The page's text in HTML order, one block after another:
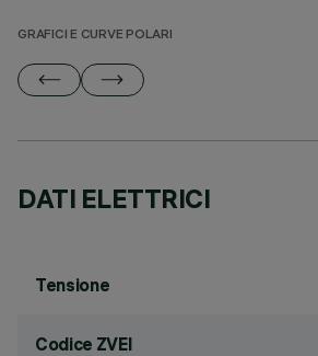
GRAFICI E CURVE POLARI
DATI ELETTRICI
Tensione
Codice ZVEI